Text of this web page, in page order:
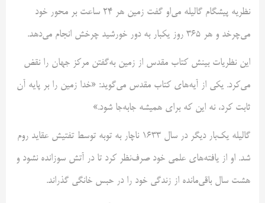
نظریه پیشگام گالیله می‌او گفت زمین هر 24 ساعت بر محور خود
می‌چرخد و هر 365 روز یکبار به دور خورشید چرخش انجام می‌دهد.
این نظریات بینش کتاب مقدس از زمین به‌گفتن مرکز جهان را نقض
می‌کرد. یکی از آیه‌های کتاب مقدس می‌گوید: «خدا زمین را بر پایه آن
ثابت کرد، نه این که برای همیشه جابه‌جا شود.»
گالیله یک‌بار دیگر در سال 1633 ناچار به توبه توسط تفتیش عقاید روم
شد. او از یافته‌های علمی خود صرف‌نظر کرد تا در آتش سوزانده‌ نشود و
هشت سال باقی‌مانده از زندگی خود را در حبس خانگی گذراند.